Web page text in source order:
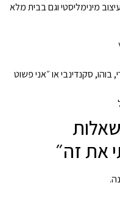
מינימליסטי וגם בבית מלא
בוהו, סקנדינבי או ״אני פשוט
רגע, לפני שקונים: 5 שאלות
את זה״